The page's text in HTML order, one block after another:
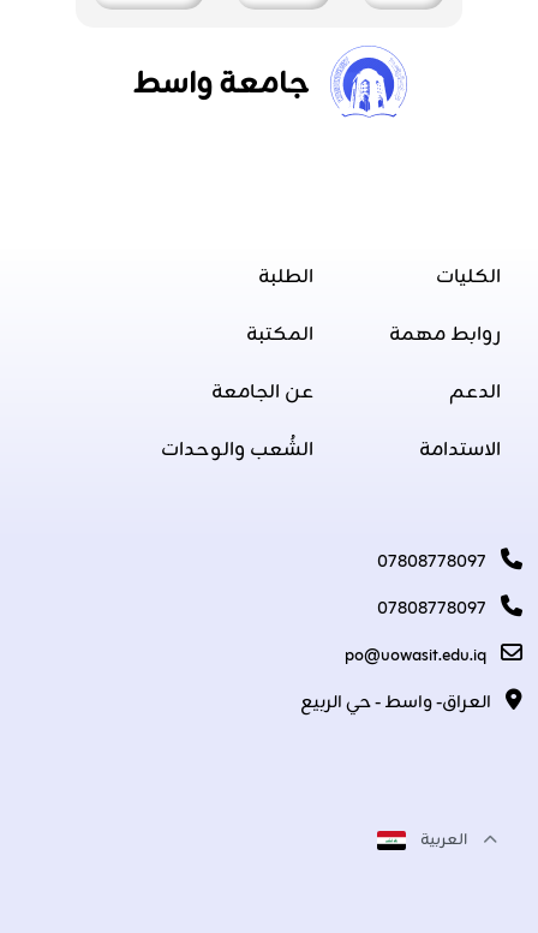
جامعة واسط
الكليات
روابط مهمة
الدعم
الاستدامة
الطلبة
المكتبة
عن الجامعة
الشُعب والوحدات
07808778097
07808778097
po@uowasit.edu.iq
العراق- واسط - حي الربيع
العربية